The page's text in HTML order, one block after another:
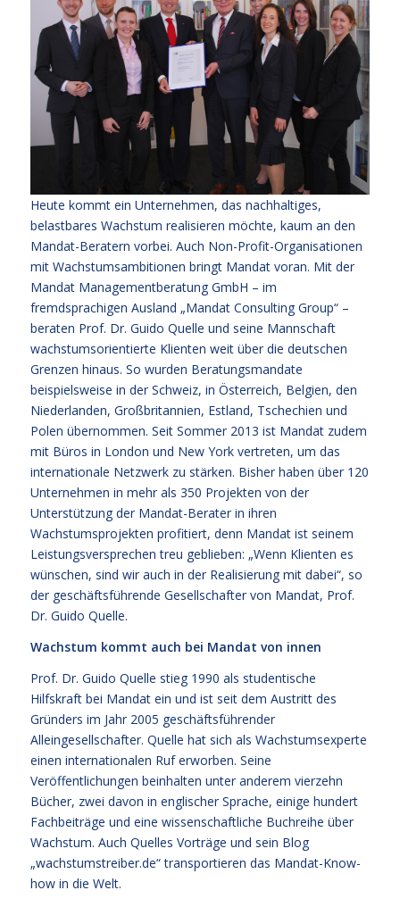
Heute kommt ein Unternehmen, das nachhaltiges,
belastbares Wachstum realisieren möchte, kaum an den
Mandat-Beratern vorbei. Auch Non-Profit-Organisationen
mit Wachstumsambitionen bringt Mandat voran. Mit der
Mandat Managementberatung GmbH – im
fremdsprachigen Ausland „Mandat Consulting Group“ –
beraten Prof. Dr. Guido Quelle und seine Mannschaft
wachstumsorientierte Klienten weit über die deutschen
Grenzen hinaus. So wurden Beratungsmandate
beispielsweise in der Schweiz, in Österreich, Belgien, den
Niederlanden, Großbritannien, Estland, Tschechien und
Polen übernommen. Seit Sommer 2013 ist Mandat zudem
mit Büros in London und New York vertreten, um das
internationale Netzwerk zu stärken. Bisher haben über 120
Unternehmen in mehr als 350 Projekten von der
Unterstützung der Mandat-Berater in ihren
Wachstumsprojekten profitiert, denn Mandat ist seinem
Leistungsversprechen treu geblieben: „Wenn Klienten es
wünschen, sind wir auch in der Realisierung mit dabei“, so
der geschäftsführende Gesellschafter von Mandat, Prof.
Dr. Guido Quelle.
Wachstum kommt auch bei Mandat von innen
Prof. Dr. Guido Quelle stieg 1990 als studentische
Hilfskraft bei Mandat ein und ist seit dem Austritt des
Gründers im Jahr 2005 geschäftsführender
Alleingesellschafter. Quelle hat sich als Wachstumsexperte
einen internationalen Ruf erworben. Seine
Veröffentlichungen beinhalten unter anderem vierzehn
Bücher, zwei davon in englischer Sprache, einige hundert
Fachbeiträge und eine wissenschaftliche Buchreihe über
Wachstum. Auch Quelles Vorträge und sein Blog
„wachstumstreiber.de“ transportieren das Mandat-Know-
how in die Welt.